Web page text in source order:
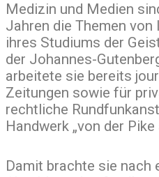
Medizin und Medien
Jahren die Themen von
ihres Studiums der
der Johannes-
arbeitete sie bereits
Zeitungen sowie für
rechtliche
Handwerk „von der Pike
Damit brachte sie nach